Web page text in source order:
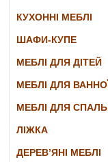
КУХОННІ МЕБЛІ
ШАФИ-КУПЕ
МЕБЛІ ДЛЯ ДІТЕЙ
МЕБЛІ ДЛЯ
МЕБЛІ ДЛЯ
ЛІЖКА
ДЕРЕВ’ЯНІ МЕБЛІ